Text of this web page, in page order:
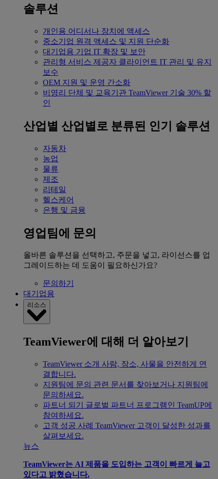
솔루션
개인용 어디서나 장치에 액세스
중소기업 원격 액세스 및 지원 단순화
대기업용 기업 IT 확장 및 보안
관리형 서비스 제공자 클라이언트 IT 관리 및 유지
보수
OEM 지원 및 운영 간소화
비영리 단체 및 교육기관 TeamViewer 기술 30% 할
인
산업별 산업별로 분류된 인기 솔루션
자동차
농업
물류
제조
리테일
헬스케어
은행 및 금융
영업팀에 문의
올바른 솔루션을 선택하고, 주문을 넣고, 라이선스를 업
그레이드하는 데 도움이 필요하신가요?
문의하기
대기업용
리소스
TeamViewer에 대해 더 알아보기
TeamViewer 소개 사람, 장소, 사물을 안전하게 연
결합니다.
지원팀에 문의 관련 문서를 찾아보거나 지원팀에
문의하세요.
파트너 되기
글로벌 파트너 프로그램인 TeamUP에
참여하세요.
고객 성공 사례 TeamViewer 고객이 달성한 성과를
살펴보세요.
뉴스
TeamViewer는 AI 제품을 도입하는 고객이 빠르게 늘고
있다고 밝혔습니다.